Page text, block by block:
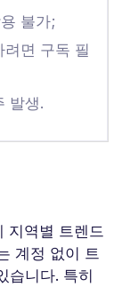
불가;
면 구독 필
발생.
지역별 트렌드
계정 없이 트
습니다. 특히